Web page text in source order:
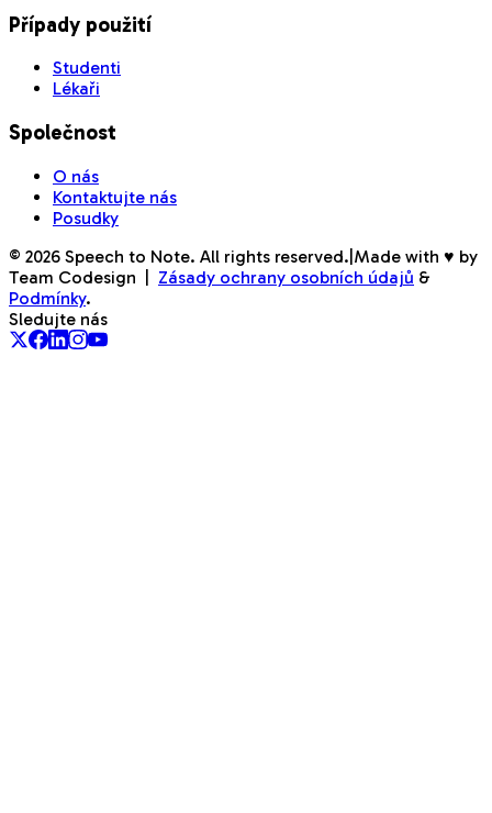
Případy použití
Studenti
Lékaři
Společnost
O nás
Kontaktujte nás
Posudky
© 2026 Speech to Note. All rights reserved. Made with ♥ by
Team Codesign
Zásady ochrany osobních údajů &
Podmínky.
Sledujte nás